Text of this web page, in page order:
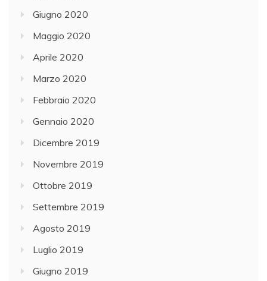
Giugno 2020
Maggio 2020
Aprile 2020
Marzo 2020
Febbraio 2020
Gennaio 2020
Dicembre 2019
Novembre 2019
Ottobre 2019
Settembre 2019
Agosto 2019
Luglio 2019
Giugno 2019